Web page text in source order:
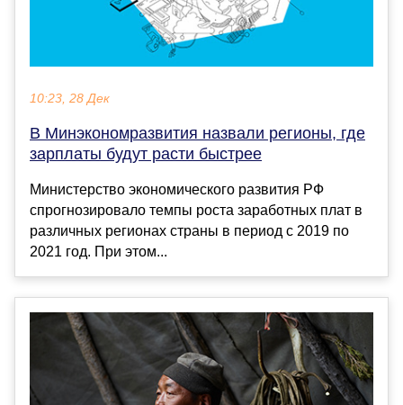
10:23, 28 Дек
В Минэкономразвития назвали регионы, где
зарплаты будут расти быстрее
Министерство экономического развития РФ
спрогнозировало темпы роста заработных плат в
различных регионах страны в период с 2019 по
2021 год. При этом...